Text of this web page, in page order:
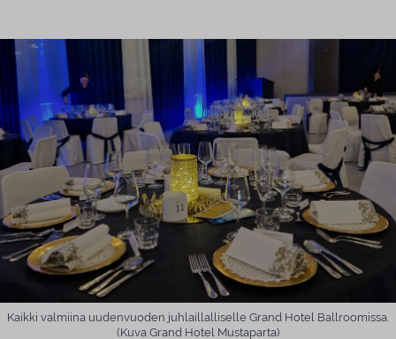
Kaikki valmiina uudenvuoden juhlaillalliselle Grand Hotel Ballroomissa.
(Kuva Grand Hotel Mustaparta)